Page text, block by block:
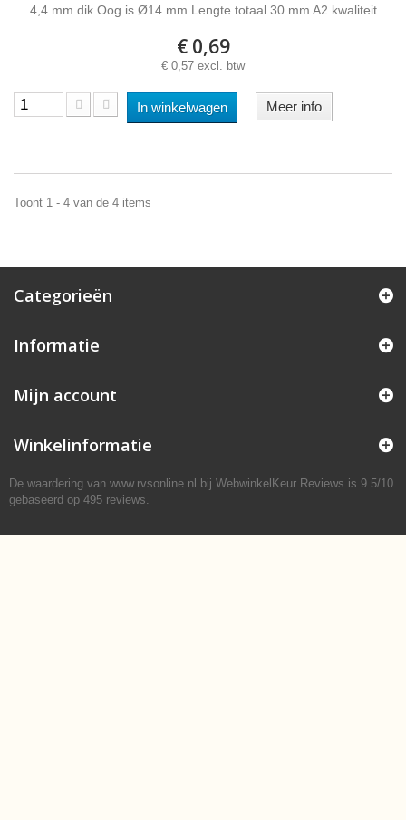
4,4 mm dik Oog is Ø14 mm Lengte totaal 30 mm A2 kwaliteit
€ 0,69
€ 0,57 excl. btw
In winkelwagen Meer info
Toont 1 - 4 van de 4 items
Categorieën
Informatie
Mijn account
Winkelinformatie
De waardering van www.rvsonline.nl bij WebwinkelKeur Reviews is 9.5/10
gebaseerd op 495 reviews.